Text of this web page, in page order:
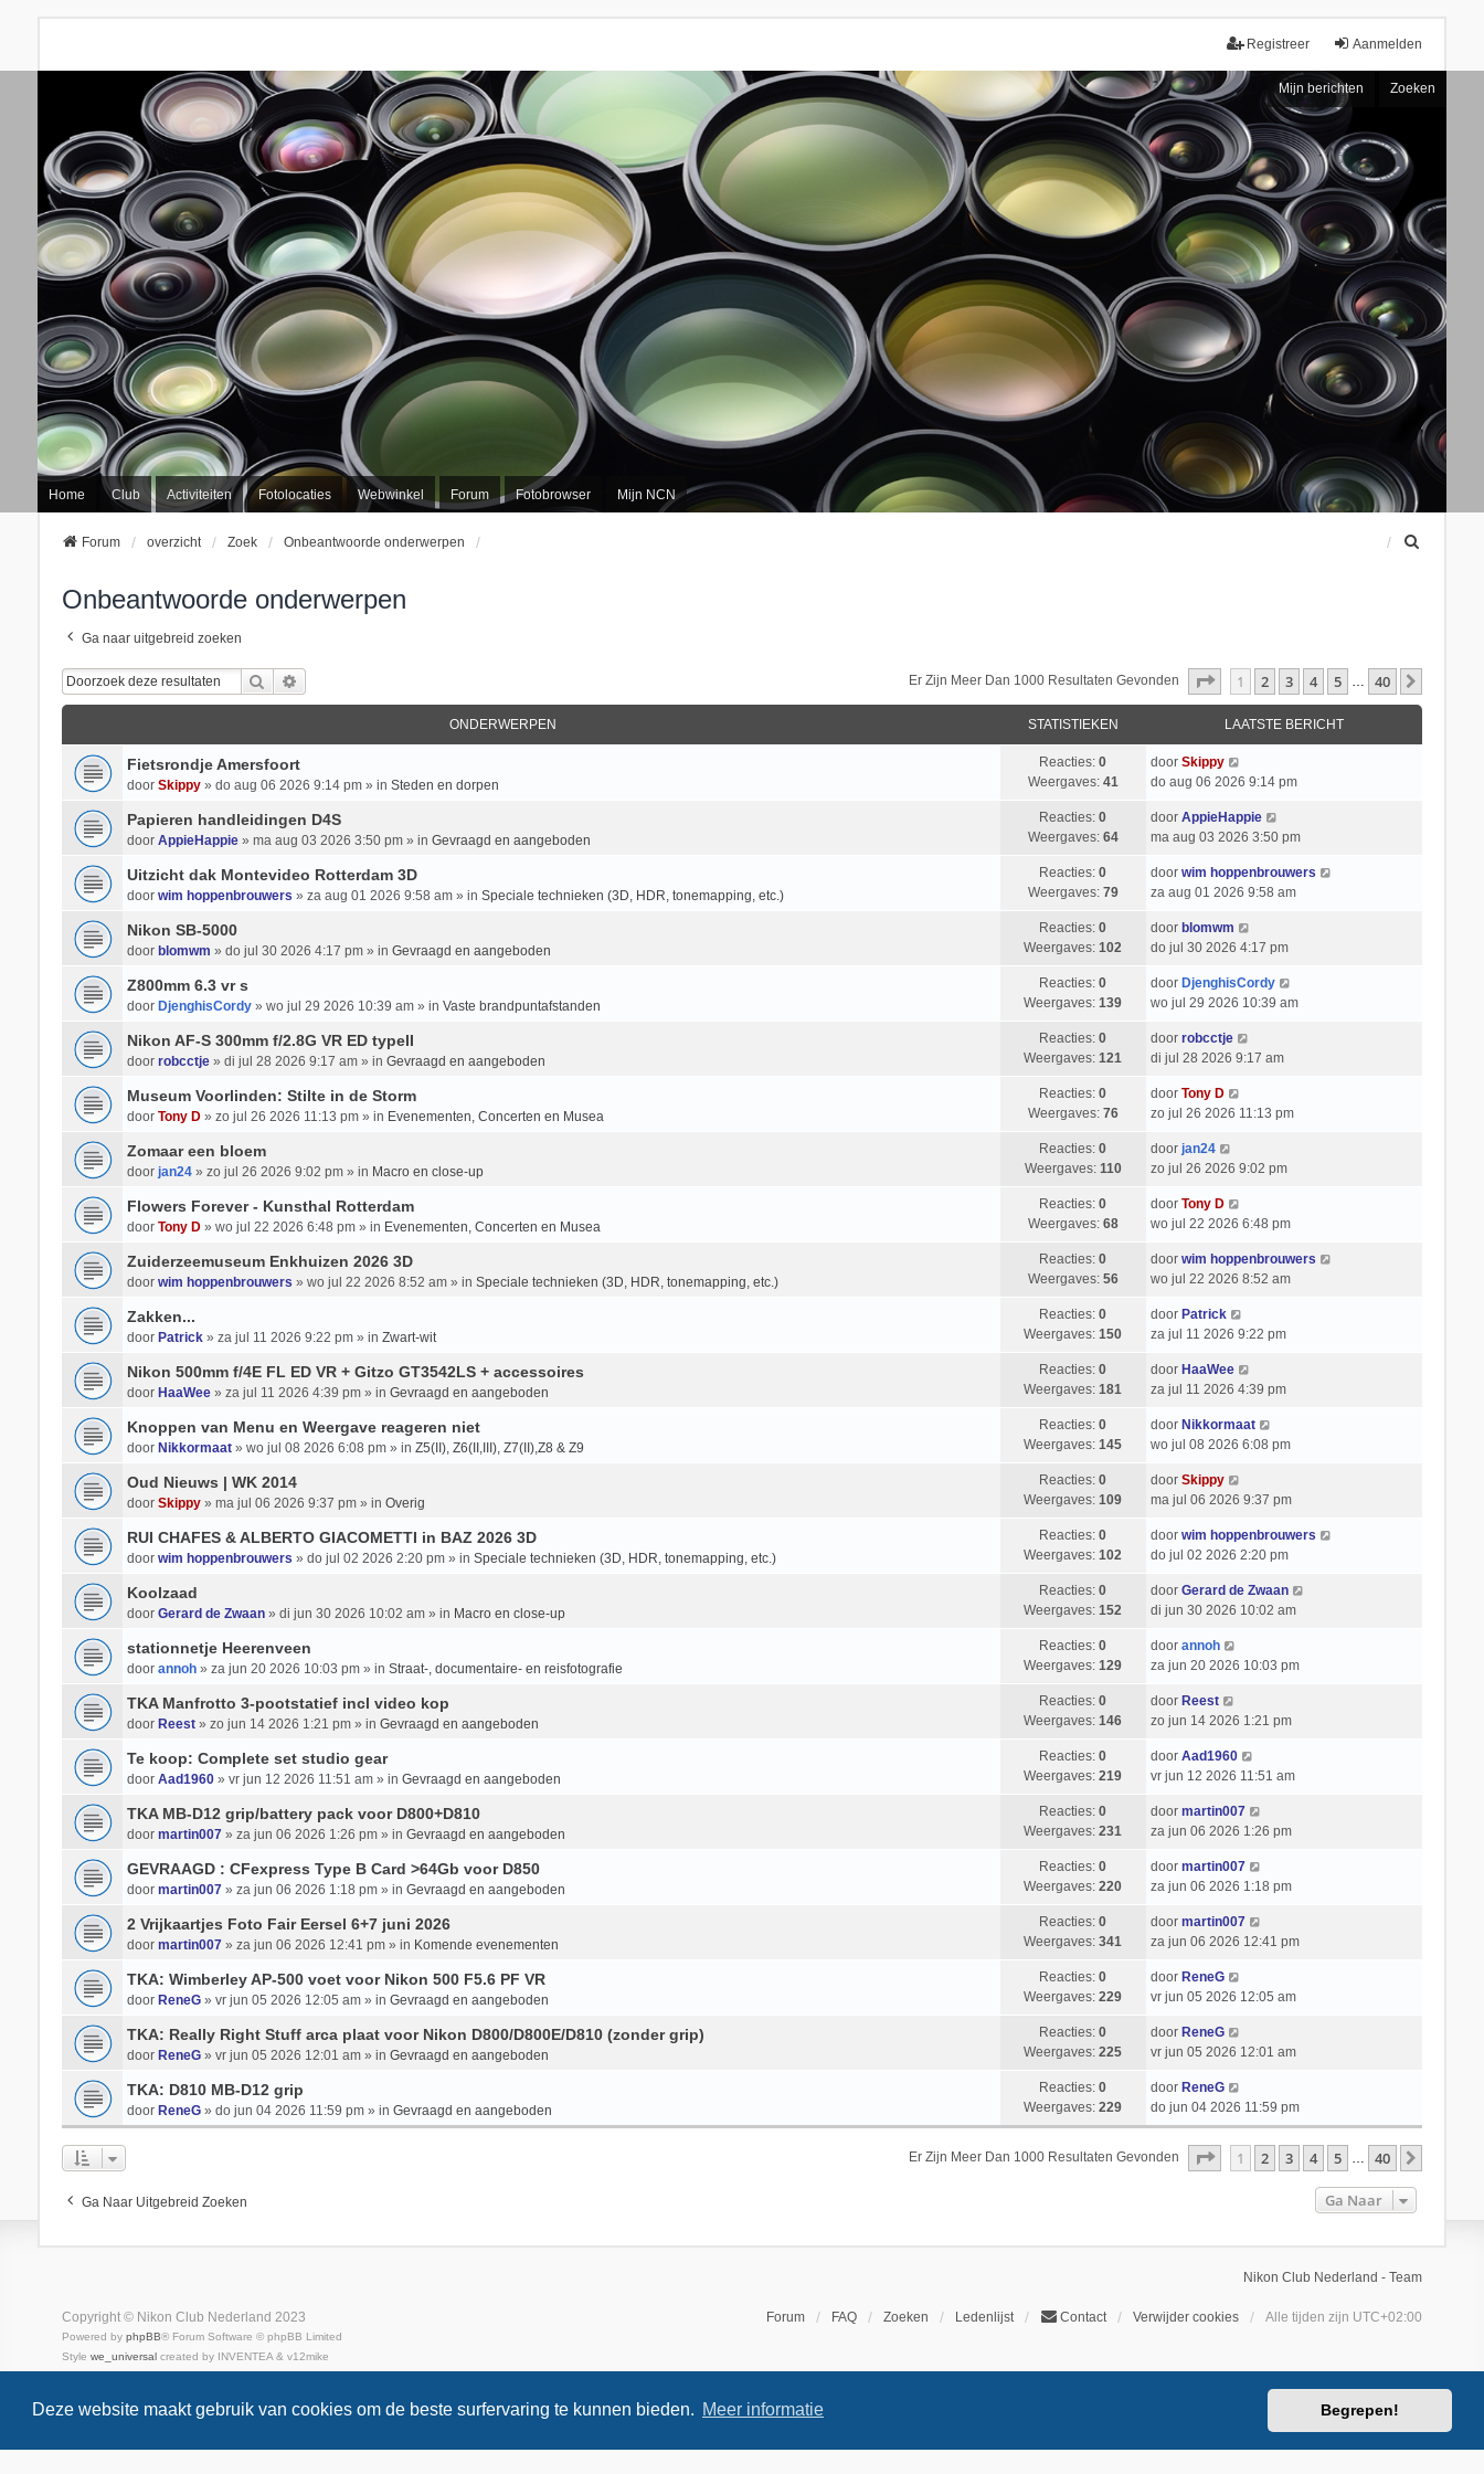
Deze website maakt gebruik van cookies om de beste surfervaring te kunnen bieden. Meer informatie Begrepen!
Aanmelden
Registreer
Mijn berichten Zoeken
Home Club Activiteiten Fotolocaties Webwinkel Forum Fotobrowser Mijn NCN
Forum overzicht Zoek Onbeantwoorde onderwerpen
Onbeantwoorde onderwerpen
Ga naar uitgebreid zoeken
Zoek Er Zijn Meer Dan 1000 Resultaten Gevonden Pagina1 Van 40
1 2 3 4 5 … 40
ONDERWERPEN STATISTIEKEN LAATSTE BERICHT
Fietsrondje Amersfoort
door Skippy» do aug 06 2026 9:14 pm » in Steden en dorpen
Reacties:0
Weergaves: 41
door Skippy
do aug 06 2026 9:14 pm
Papieren handleidingen D4S
door AppieHappie» ma aug 03 2026 3:50 pm » in Gevraagd en aangeboden
Reacties:0
Weergaves: 64
door AppieHappie
ma aug 03 2026 3:50 pm
Uitzicht dak Montevideo Rotterdam 3D
door wim hoppenbrouwers » za aug 01 2026 9:58 am » in Speciale technieken (3D, HDR, tonemapping, etc.)
Reacties:0
Weergaves: 79
door wim hoppenbrouwers
za aug 01 2026 9:58 am
Nikon SB-5000
door blomwm » do jul 30 2026 4:17 pm » in Gevraagd en aangeboden
Reacties:0
Weergaves:102
door blomwm
do jul 30 2026 4:17 pm
Z800mm 6.3 vr s
door DjenghisCordy» wo jul 29 2026 10:39 am » in Vaste brandpuntafstanden
Reacties:0
Weergaves:139
door DjenghisCordy
wo jul 29 2026 10:39 am
Nikon AF-S 300mm f/2.8G VR ED typeII
door robcctje» di jul 28 2026 9:17 am » in Gevraagd en aangeboden
Reacties:0
Weergaves:121
door robcctje
di jul 28 2026 9:17 am
Museum Voorlinden: Stilte in de Storm
door Tony D» zo jul 26 2026 11:13 pm » in Evenementen, Concerten en Musea
Reacties:0
Weergaves: 76
door Tony D
zo jul 26 2026 11:13 pm
Zomaar een bloem
door jan24» zo jul 26 2026 9:02 pm » in Macro en close-up
Reacties:0
Weergaves: 110
door jan24
zo jul 26 2026 9:02 pm
Flowers Forever - Kunsthal Rotterdam
door Tony D» wo jul 22 2026 6:48 pm » in Evenementen, Concerten en Musea
Reacties:0
Weergaves: 68
door Tony D
wo jul 22 2026 6:48 pm
Zuiderzeemuseum Enkhuizen 2026 3D
door wim hoppenbrouwers » wo jul 22 2026 8:52 am » in Speciale technieken (3D, HDR, tonemapping, etc.)
Reacties:0
Weergaves: 56
door wim hoppenbrouwers
wo jul 22 2026 8:52 am
Zakken...
door Patrick» za jul 11 2026 9:22 pm » in Zwart-wit
Reacties:0
Weergaves:150
door Patrick
za jul 11 2026 9:22 pm
Nikon 500mm f/4E FL ED VR + Gitzo GT3542LS + accessoires
door HaaWee» za jul 11 2026 4:39 pm » in Gevraagd en aangeboden
Reacties:0
Weergaves:181
door HaaWee
za jul 11 2026 4:39 pm
Knoppen van Menu en Weergave reageren niet
door Nikkormaat» wo jul 08 2026 6:08 pm » in Z5(II), Z6(II,III), Z7(II),Z8 & Z9
Reacties:0
Weergaves:145
door Nikkormaat
wo jul 08 2026 6:08 pm
Oud Nieuws | WK 2014
door Skippy» ma jul 06 2026 9:37 pm » in Overig
Reacties:0
Weergaves:109
door Skippy
ma jul 06 2026 9:37 pm
RUI CHAFES & ALBERTO GIACOMETTI in BAZ 2026 3D
door wim hoppenbrouwers » do jul 02 2026 2:20 pm » in Speciale technieken (3D, HDR, tonemapping, etc.)
Reacties:0
Weergaves:102
door wim hoppenbrouwers
do jul 02 2026 2:20 pm
Koolzaad
door Gerard de Zwaan» di jun 30 2026 10:02 am » in Macro en close-up
Reacties:0
Weergaves:152
door Gerard de Zwaan
di jun 30 2026 10:02 am
stationnetje Heerenveen
door annoh» za jun 20 2026 10:03 pm » in Straat-, documentaire- en reisfotografie
Reacties:0
Weergaves:129
door annoh
za jun 20 2026 10:03 pm
TKA Manfrotto 3-pootstatief incl video kop
door Reest» zo jun 14 2026 1:21 pm » in Gevraagd en aangeboden
Reacties:0
Weergaves:146
door Reest
zo jun 14 2026 1:21 pm
Te koop: Complete set studio gear
door Aad1960» vr jun 12 2026 11:51 am » in Gevraagd en aangeboden
Reacties:0
Weergaves:219
door Aad1960
vr jun 12 2026 11:51 am
TKA MB-D12 grip/battery pack voor D800+D810
door martin007» za jun 06 2026 1:26 pm » in Gevraagd en aangeboden
Reacties:0
Weergaves:231
door martin007
za jun 06 2026 1:26 pm
GEVRAAGD : CFexpress Type B Card >64Gb voor D850
door martin007» za jun 06 2026 1:18 pm » in Gevraagd en aangeboden
Reacties:0
Weergaves:220
door martin007
za jun 06 2026 1:18 pm
2 Vrijkaartjes Foto Fair Eersel 6+7 juni 2026
door martin007» za jun 06 2026 12:41 pm » in Komende evenementen
Reacties:0
Weergaves:341
door martin007
za jun 06 2026 12:41 pm
TKA: Wimberley AP-500 voet voor Nikon 500 F5.6 PF VR
door ReneG» vr jun 05 2026 12:05 am » in Gevraagd en aangeboden
Reacties:0
Weergaves:229
door ReneG
vr jun 05 2026 12:05 am
TKA: Really Right Stuff arca plaat voor Nikon D800/D800E/D810 (zonder grip)
door ReneG» vr jun 05 2026 12:01 am » in Gevraagd en aangeboden
Reacties:0
Weergaves:225
door ReneG
vr jun 05 2026 12:01 am
TKA: D810 MB-D12 grip
door ReneG» do jun 04 2026 11:59 pm » in Gevraagd en aangeboden
Reacties:0
Weergaves:229
door ReneG
do jun 04 2026 11:59 pm
Er Zijn Meer Dan 1000 Resultaten Gevonden Pagina1 Van 40
1 2 3 4 5 … 40
Ga Naar Uitgebreid Zoeken Ga Naar
Nikon Club Nederland - Team
Forum FAQ Zoeken Ledenlijst Contact Verwijder cookies Alle tijden zijn UTC+02:00
Copyright © Nikon Club Nederland 2023
Powered by phpBB® Forum Software © phpBB Limited
Style we_universalcreated by INVENTEA & v12mike